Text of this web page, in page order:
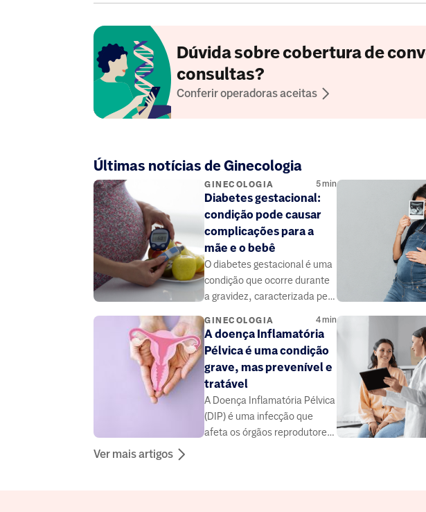
Dúvida sobre cobertura de
consultas?
Conferir operadoras aceitas
Últimas notícias de Ginecologia
GINECOLOGIA 5min
Diabetes gestacional:
condição pode causar
complicações para a
mãe e o bebê
O diabetes gestacional é uma
condição que ocorre durante
a gravidez, caracterizada pelo
no sangue.
GINECOLOGIA 4min
A doença Inflamatória
Pélvica é uma condição
grave, mas prevenível e
tratável
A Doença Inflamatória Pélvica
(DIP) é uma infecção que
afeta os órgãos reprodutores
Ver mais artigos